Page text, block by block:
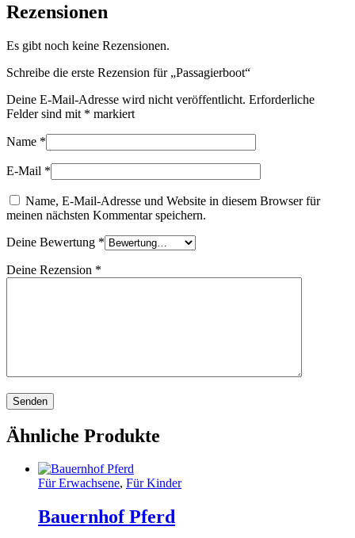
Rezensionen
Es gibt noch keine Rezensionen.
Schreibe die erste Rezension für „Passagierboot“
Deine E-Mail-Adresse wird nicht veröffentlicht. Erforderliche
Felder sind mit * markiert
Name *
E-Mail *
Name, E-Mail-Adresse und Website in diesem Browser für
meinen nächsten Kommentar speichern.
Deine Bewertung *
Deine Rezension *
Ähnliche Produkte
Für Erwachsene, Für Kinder
Bauernhof Pferd